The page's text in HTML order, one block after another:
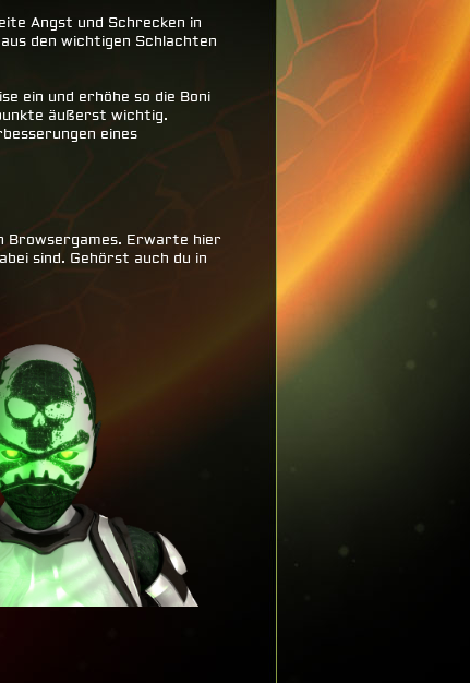
Angst und Schrecken in
den wichtigen Schlachten
ein und erhöhe so die Boni
äußerst wichtig.
eines
Browsergames. Erwarte hier
sind. Gehörst auch du in